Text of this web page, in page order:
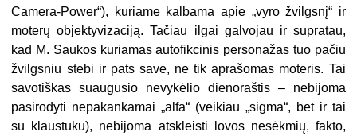
Camera-Power“), kuriame kalbama apie „vyro žvilgsnį“ ir
moterų objektyvizaciją. Tačiau ilgai galvojau ir supratau,
kad M. Saukos kuriamas autofikcinis personažas tuo pačiu
žvilgsniu stebi ir pats save, ne tik aprašomas moteris. Tai
savotiškas suaugusio nevykėlio dienoraštis – nebijoma
pasirodyti nepakankamai „alfa“ (veikiau „sigma“, bet ir tai
su klaustuku), nebijoma atskleisti lovos nesėkmių, fakto,